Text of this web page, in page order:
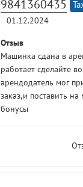
9841360435
01.12.2024
Отзыв
Машинка сдана в
работает сделайте
арендодатель мог
заказ,и поставить
бонусы